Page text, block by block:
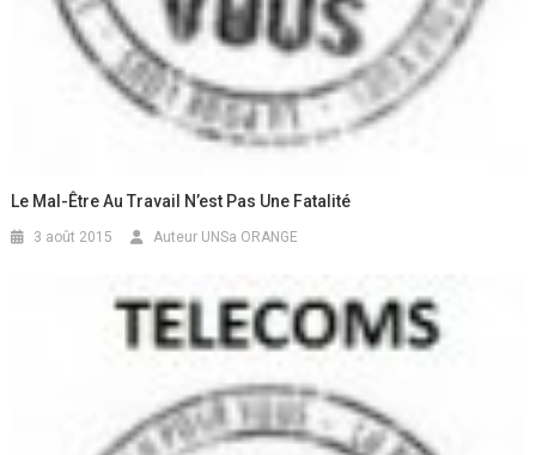
Le Mal-Être Au Travail N’est Pas Une Fatalité
3 août 2015 Auteur UNSa ORANGE